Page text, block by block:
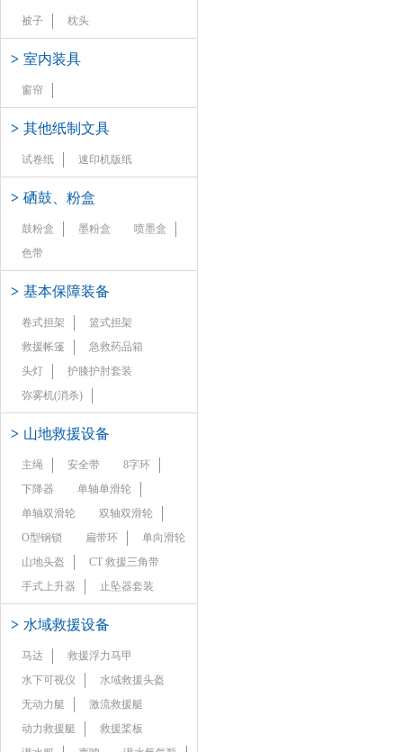
被子 枕头
> 室内装具
窗帘
> 其他纸制文具
试卷纸 速印机版纸
> 硒鼓、粉盒
鼓粉盒 墨粉盒
喷墨盒
色带
> 基本保障装备
卷式担架
篮式担架
救援帐篷
急救药品箱
头灯
护膝护肘套装
弥雾机(消杀)
> 山地救援设备
主绳 安全带
8字环
下降器
单轴单滑轮
单轴双滑轮
双轴双滑轮
O型钢锁
扁带环
单向滑轮
山地头盔
CT 救援三角带
手式上升器
止坠器套装
> 水域救援设备
马达
救援浮力马甲
水下可视仪
水域救援头盔
无动力艇
激流救援艇
动力救援艇
救援桨板